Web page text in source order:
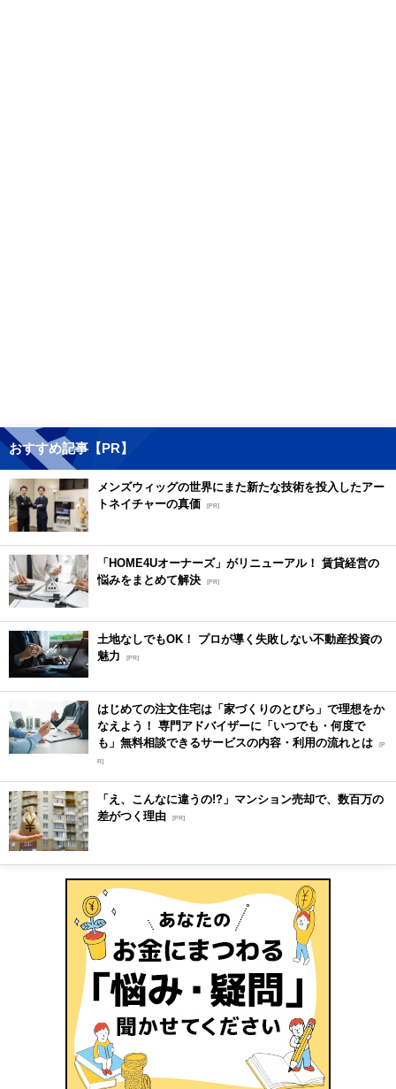
おすすめ記事【PR】
メンズウィッグの世界にまた新たな技術を投入したアー
トネイチャーの真価
[PR]
「HOME4Uオーナーズ」がリニューアル！ 賃貸経営の
悩みをまとめて解決 [PR]
土地なしでもOK！ プロが導く失敗しない不動産投資の
魅力
[PR]
はじめての注文住宅は「家づくりのとびら」で理想をか
なえよう！ 専門アドバイザーに「いつでも・何度で
も」無料相談できるサービスの内容・利用の流れとは [P
R]
「え、こんなに違うの!?」マンション売却で、数百万の
差がつく理由 [PR]